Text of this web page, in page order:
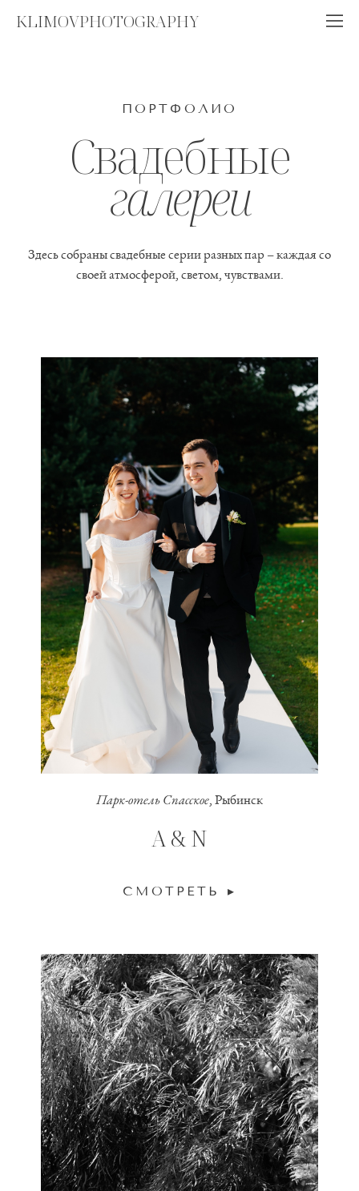
KLIMOVPHOTOGRAPHY
ПОРТФОЛИО
Свадебные
галереи
Здесь собраны свадебные серии разных пар – каждая со
своей атмосферой, светом, чувствами.
Парк-отель Спасское , Рыбинск
A & N
СМОТРЕТЬ ▸